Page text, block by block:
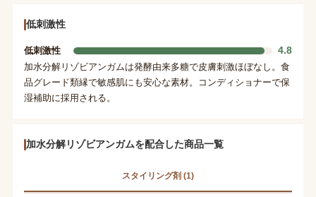
低刺激性
低刺激性 4.8
加水分解リゾビアンガムは発酵由来多糖で皮膚刺激ほぼなし。食
品グレード類縁で敏感肌にも安心な素材。コンディショナーで保
湿補助に採用される。
加水分解リゾビアンガムを配合した商品一覧
スタイリング剤 (1)